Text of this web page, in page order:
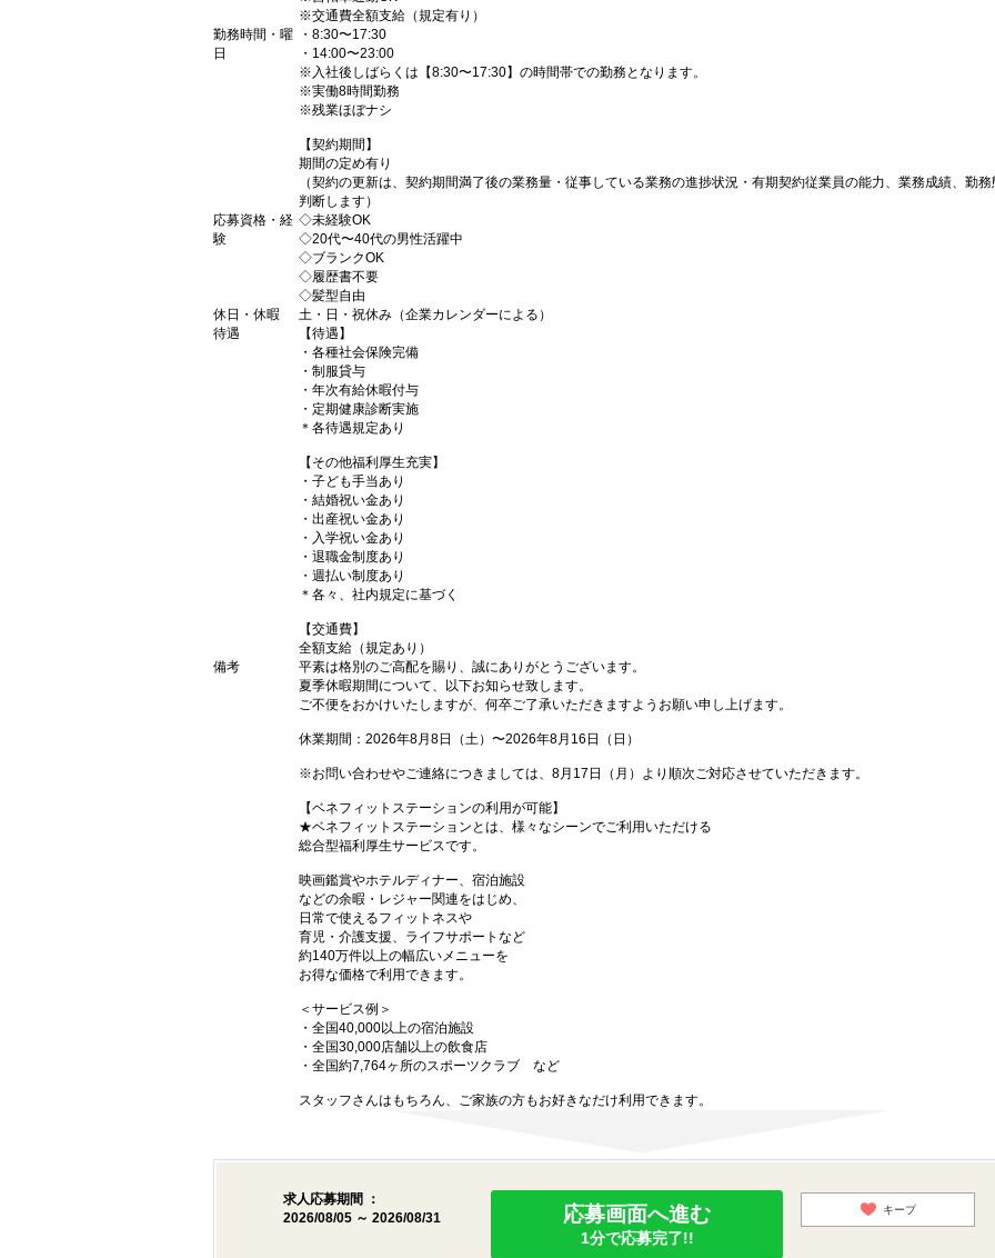
※交通費全額支給（規定有り）
勤務時間・曜
日
・8:30〜17:30
・14:00〜23:00
※入社後しばらくは【8:30〜17:30】の時間帯での勤務となります。
※実働8時間勤務
※残業ほぼナシ
【契約期間】
期間の定め有り
（契約の更新は、契約期間満了後の業務量・従事している業務の進捗状況・有期契約従業員の能力、業務成績、勤務
判断します）
応募資格・経
験
◇未経験OK
◇20代〜40代の男性活躍中
◇ブランクOK
◇履歴書不要
◇髪型自由
休日・休暇
土・日・祝休み（企業カレンダーによる）
待遇
【待遇】
・各種社会保険完備
・制服貸与
・年次有給休暇付与
・定期健康診断実施
＊各待遇規定あり
【その他福利厚生充実】
・子ども手当あり
・結婚祝い金あり
・出産祝い金あり
・入学祝い金あり
・退職金制度あり
・週払い制度あり
＊各々、社内規定に基づく
【交通費】
全額支給（規定あり）
備考
平素は格別のご高配を賜り、誠にありがとうございます。
夏季休暇期間について、以下お知らせ致します。
ご不便をおかけいたしますが、何卒ご了承いただきますようお願い申し上げます。
休業期間：2026年8月8日（土）〜2026年8月16日（日）
※お問い合わせやご連絡につきましては、8月17日（月）より順次ご対応させていただきます。
【ベネフィットステーションの利用が可能】
★ベネフィットステーションとは、様々なシーンでご利用いただける
総合型福利厚生サービスです。
映画鑑賞やホテルディナー、宿泊施設
などの余暇・レジャー関連をはじめ、
日常で使えるフィットネスや
育児・介護支援、ライフサポートなど
約140万件以上の幅広いメニューを
お得な価格で利用できます。
＜サービス例＞
・全国40,000以上の宿泊施設
・全国30,000店舗以上の飲食店
・全国約7,764ヶ所のスポーツクラブ など
スタッフさんはもちろん、ご家族の方もお好きなだけ利用できます。
求人応募期間 ：
2026/08/05 ～ 2026/08/31
応募画面へ進む
1分で応募完了!!
キープ